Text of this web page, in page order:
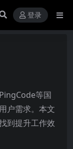
登录
等国
户需求。本文
到提升工作效